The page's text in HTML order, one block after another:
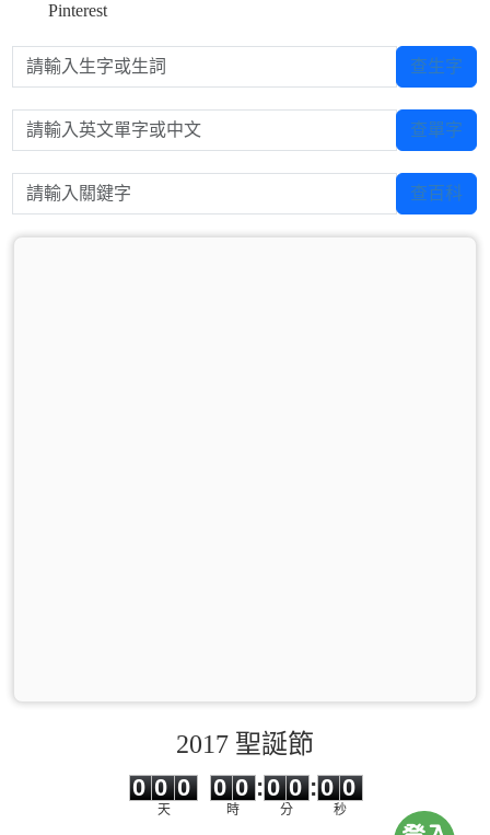
Pinterest
請輸入生字或生詞 查生字
請輸入英文單字或中文 查單字
請輸入關鍵字 查百科
2017 聖誕節
0 0
0
0
天
0
0
0
0
時
:
0
0
0
0
分
:0 0
秒